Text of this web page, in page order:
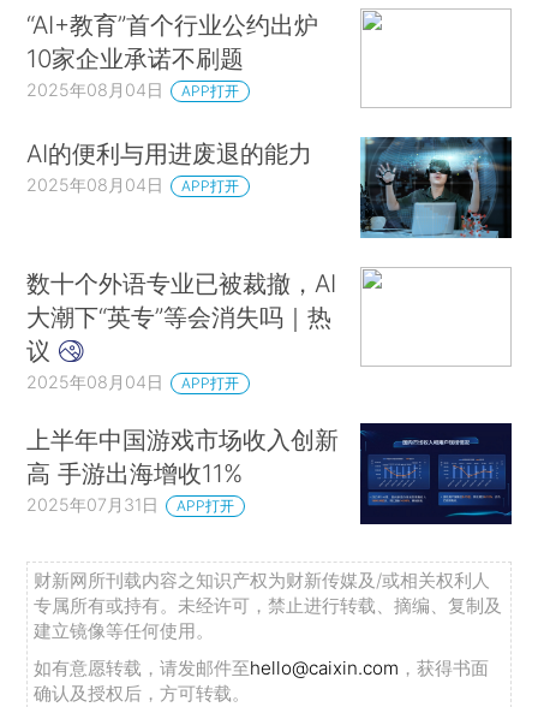
“AI+教育”首个行业公约出炉
10家企业承诺不刷题
2025年08月04日 APP打开
AI的便利与用进废退的能力
2025年08月04日 APP打开
数十个外语专业已被裁撤，AI
大潮下“英专”等会消失吗｜热
议
2025年08月04日 APP打开
上半年中国游戏市场收入创新
高 手游出海增收11%
2025年07月31日 APP打开
财新网所刊载内容之知识产权为财新传媒及/或相关权利人
专属所有或持有。未经许可，禁止进行转载、摘编、复制及
建立镜像等任何使用。
如有意愿转载，请发邮件至hello@caixin.com ，获得书面
确认及授权后，方可转载。